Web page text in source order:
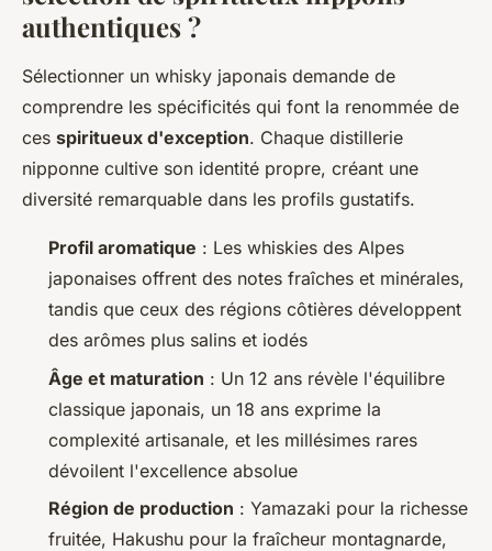
authentiques ?
Sélectionner un whisky japonais demande de
comprendre les spécificités qui font la renommée de
ces spiritueux d'exception. Chaque distillerie
nipponne cultive son identité propre, créant une
diversité remarquable dans les profils gustatifs.
Profil aromatique : Les whiskies des Alpes
japonaises offrent des notes fraîches et minérales,
tandis que ceux des régions côtières développent
des arômes plus salins et iodés
Âge et maturation : Un 12 ans révèle l'équilibre
classique japonais, un 18 ans exprime la
complexité artisanale, et les millésimes rares
dévoilent l'excellence absolue
Région de production : Yamazaki pour la richesse
fruitée, Hakushu pour la fraîcheur montagnarde,